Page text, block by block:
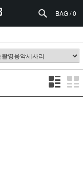
BAG /0